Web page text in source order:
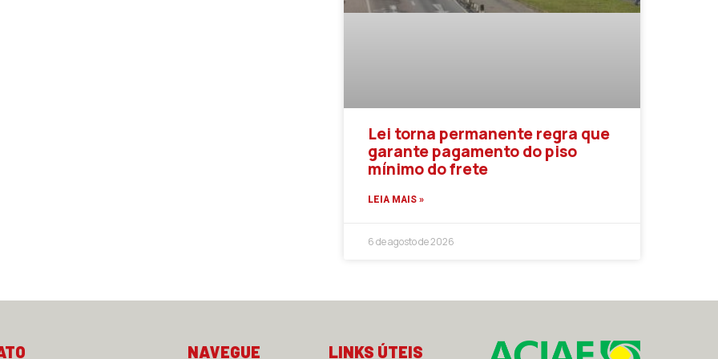
Lei torna permanente regra que
garante pagamento do piso
mínimo do frete
LEIA MAIS »
6 de agosto de 2026
NAVEGUE LINKS ÚTEIS